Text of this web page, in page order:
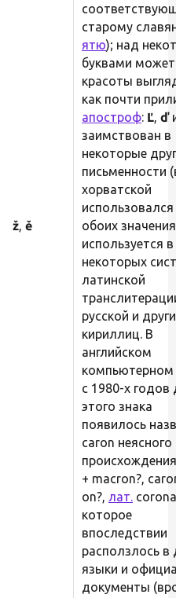
ž, ě
старому
ятю); над
буквами
красоты
как почти
апостроф: Ľ, ď
заимствован в
некоторые
письменности
хорватской
использовался
обоих
используется в
некоторых
латинской
русской и
кириллиц. В
английском
компьютерном
с 1980-х годов
этого знака
появилось
caron неясного
+ macron?,
on?, лат.
которое
впоследствии
расползлось в
языки и
документы